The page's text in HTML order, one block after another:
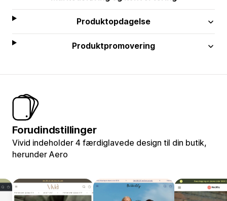
Produktopdagelse
Produktpromovering
Forudindstillinger
Vivid indeholder 4 færdiglavede design til din butik,
herunder Aero